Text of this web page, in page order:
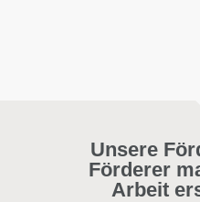
Unsere
Förderer
Arbeit